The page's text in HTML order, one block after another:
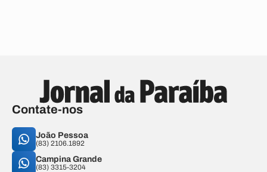
Contate-nos
João Pessoa
(83) 2106.1892
Campina Grande
(83) 3315-3204